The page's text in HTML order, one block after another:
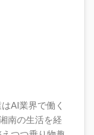
AI業界で働く
南の生活を経